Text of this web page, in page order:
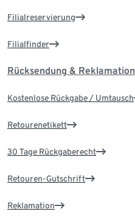
Filialreservierung
Filialfinder
Rücksendung & Reklamation
Kostenlose Rückgabe / Umtausch
Retourenetikett
30 Tage Rückgaberecht
Retouren-Gutschrift
Reklamation